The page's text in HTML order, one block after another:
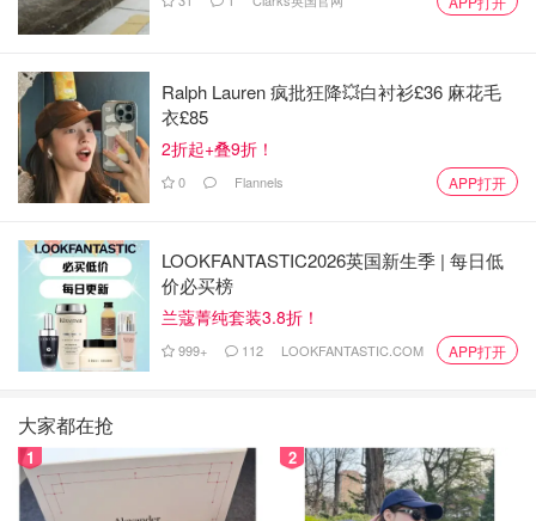
面板上撒上干面粉，把面团拿出来，揉面排气，然后平均分
Ralph Lauren 疯批狂降💥白衬衫£36 麻花毛
衣£85
2折起+叠9折！
0 Flannels APP打开
LOOKFANTASTIC2026英国新生季 | 每日低
价必买榜
兰蔻菁纯套装3.8折！
999+ 112 LOOKFANTASTIC.COM APP打开
大家都在抢
1 2